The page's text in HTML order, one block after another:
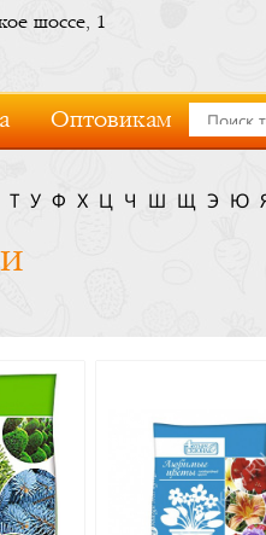
шоссе, 1
Оптовикам
Т У Ф Х Ч Э Ю